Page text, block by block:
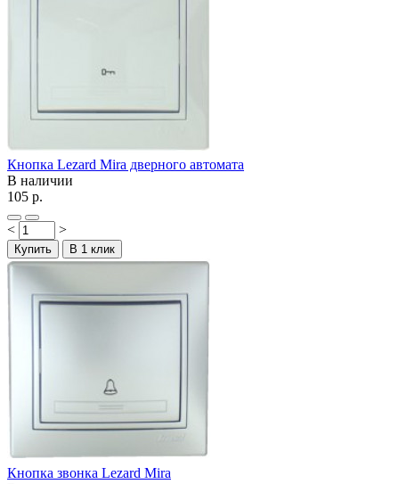
Кнопка Lezard Mira дверного автомата
В наличии
105 р.
< >
Купить В 1 клик
Кнопка звонка Lezard Mira